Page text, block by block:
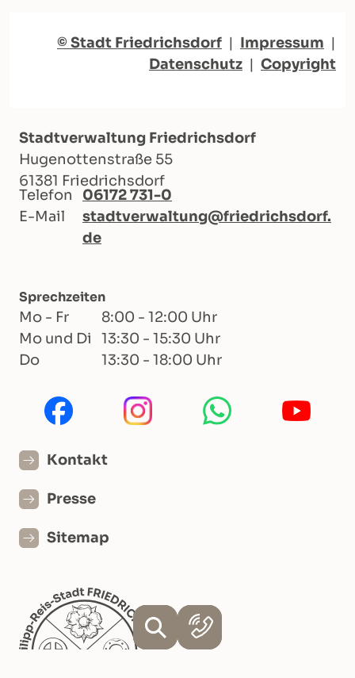
© Stadt Friedrichsdorf | Impressum |
Datenschutz | Copyright
Stadtverwaltung Friedrichsdorf
Hugenottenstraße 55
61381 Friedrichsdorf
Telefon
06172 731-0
E-Mail
stadtverwaltung@friedrichsdorf.
de
Sprechzeiten
Mo - Fr
8:00 - 12:00 Uhr
Mo und Di
13:30 - 15:30 Uhr
Do
13:30 - 18:00 Uhr
Kontakt
Presse
Sitemap